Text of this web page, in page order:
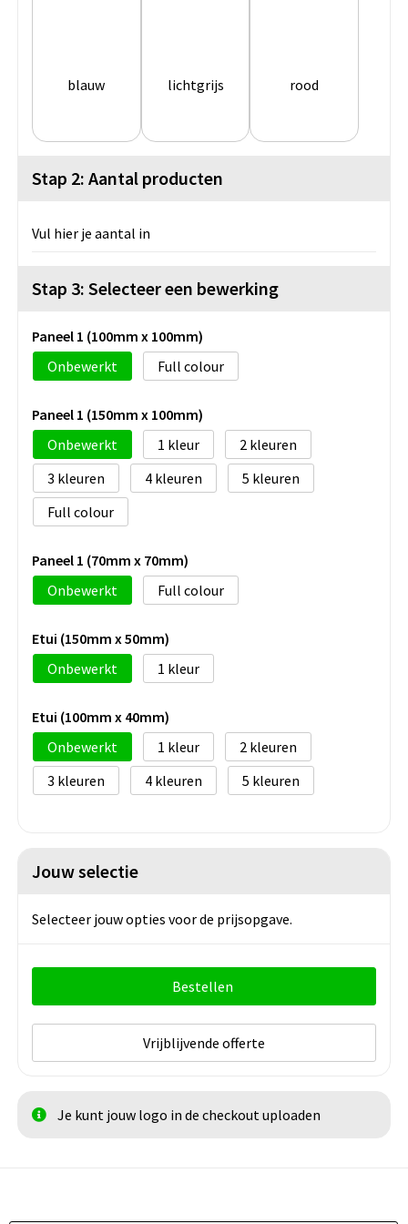
blauw lichtgrijs rood
Stap 2: Aantal producten
Vul hier je aantal in
Stap 3: Selecteer een bewerking
Paneel 1 (100mm x 100mm)
Onbewerkt
Full colour
Paneel 1 (150mm x 100mm)
Onbewerkt
1
2
3
4
5
Full colour
Paneel 1 (70mm x 70mm)
Onbewerkt
Full colour
Etui (150mm x 50mm)
Onbewerkt
1
Etui (100mm x 40mm)
Onbewerkt
1
2
3
4 5
Jouw selectie
Selecteer jouw opties voor de prijsopgave.
Bestellen
Vrijblijvende offerte
Je kunt jouw logo in de checkout uploaden